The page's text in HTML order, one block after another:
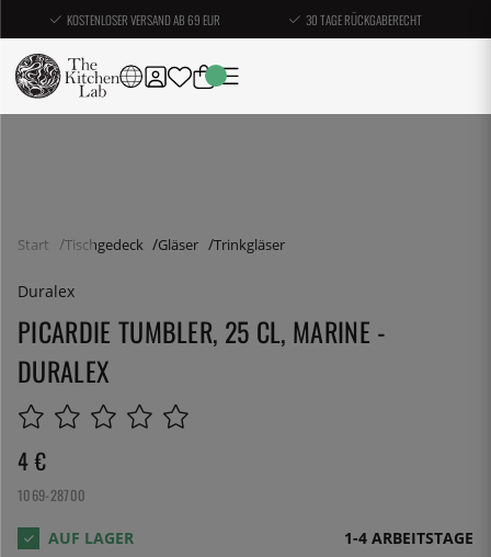
KOSTENLOSER VERSAND AB 69 EUR 30 TAGE RÜCKGABERECHT
Start Tischgedeck Gläser Trinkgläser
Duralex
PICARDIE TUMBLER, 25 CL, MARINE -
DURALEX
4 €
1069-28700
1-4 ARBEITSTAGE